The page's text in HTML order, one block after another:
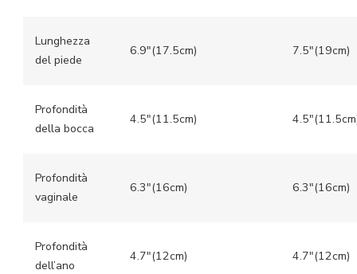
Lunghezza
del piede
6.9″(17.5cm) 7.5″(19cm)
Profondità
della bocca
4.5″(11.5cm)
Profondità
vaginale
6.3″(16cm) 6.3″(16cm)
Profondità
dell’ano
4.7″(12cm) 4.7″(12cm)